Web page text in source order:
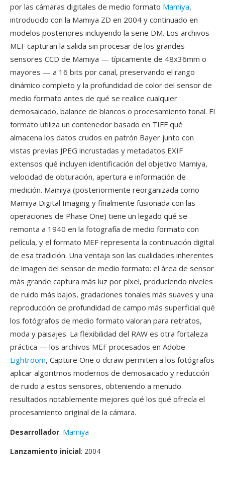
por las cámaras digitales de medio formato Mamiya,
introducido con la Mamiya ZD en 2004 y continuado en
modelos posteriores incluyendo la serie DM. Los archivos
MEF capturan la salida sin procesar de los grandes
sensores CCD de Mamiya — típicamente de 48x36mm o
mayores — a 16 bits por canal, preservando el rango
dinámico completo y la profundidad de color del sensor de
medio formato antes de qué se realice cualquier
demosaicado, balance de blancos o procesamiento tonal. El
formato utiliza un contenedor basado en TIFF qué
almacena los datos crudos en patrón Bayer junto con
vistas previas JPEG incrustadas y metadatos EXIF
extensos qué incluyen identificación del objetivo Mamiya,
velocidad de obturación, apertura e información de
medición. Mamiya (posteriormente reorganizada como
Mamiya Digital Imaging y finalmente fusionada con las
operaciones de Phase One) tiene un legado qué se
remonta a 1940 en la fotografía de medio formato con
película, y el formato MEF representa la continuación digital
de esa tradición. Una ventaja son las cualidades inherentes
de imagen del sensor de medio formato: el área de sensor
más grande captura más luz por píxel, produciendo niveles
de ruido más bajos, gradaciones tonales más suaves y una
reproducción de profundidad de campo más superficial qué
los fotógrafos de medio formato valoran para retratos,
moda y paisajes. La flexibilidad del RAW es otra fortaleza
práctica — los archivos MEF procesados en Adobe
Lightroom, Capture One o dcraw permiten a los fotógrafos
aplicar algoritmos modernos de demosaicado y reducción
de ruido a estos sensores, obteniendo a menudo
resultados notablemente mejores qué los qué ofrecía el
procesamiento original de la cámara.
Desarrollador: Mamiya
Lanzamiento inicial: 2004